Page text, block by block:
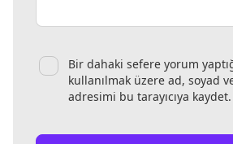
Bir dahaki sefere yorum
kullanılmak üzere ad, soyad
adresimi bu tarayıcıya kaydet.